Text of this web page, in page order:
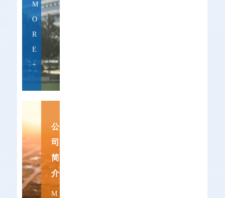
M
O
R
E
+
公
司
简
介
M